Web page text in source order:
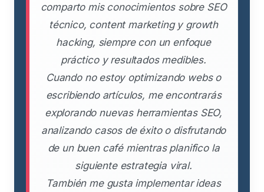
comparto mis conocimientos sobre SEO
técnico, content marketing y growth
hacking, siempre con un enfoque
práctico y resultados medibles.
Cuando no estoy optimizando webs o
escribiendo artículos, me encontrarás
explorando nuevas herramientas SEO,
analizando casos de éxito o disfrutando
de un buen café mientras planifico la
siguiente estrategia viral.
También me gusta implementar ideas